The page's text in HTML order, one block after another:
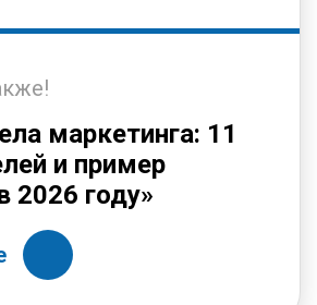
маркетинга: 11
и пример
2026 году»